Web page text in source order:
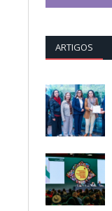
ARTIGOS